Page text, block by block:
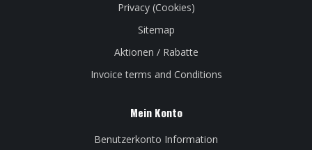
Privacy (Cookies)
Sitemap
Aktionen / Rabatte
Invoice terms and Conditions
Mein Konto
Benutzerkonto Information